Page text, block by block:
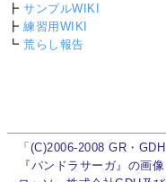
┣サンプルWIKI
┣練習用WIKI
┗荒らし報告
「(C)2006-2008 GR・
『パンドラサーガ』の画